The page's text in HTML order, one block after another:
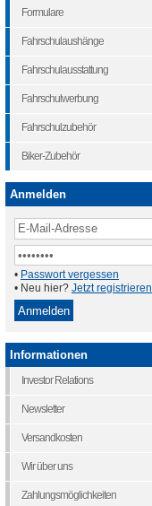
Formulare
Fahrschulaushänge
Fahrschulausstattung
Fahrschulwerbung
Fahrschulzubehör
Biker-Zubehör
Anmelden
• Passwort vergessen
• Neu hier? Jetzt registrieren
Informationen
Investor Relations
Newsletter
Versandkosten
Wir über uns
Zahlungsmöglichkeiten